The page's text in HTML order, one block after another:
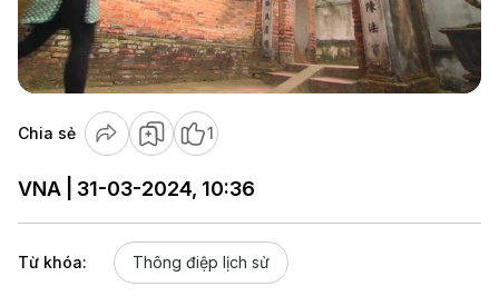
Video
Chia sẻ 1
VNA | 31-03-2024, 10:36
Từ khóa: Thông điệp lịch sử